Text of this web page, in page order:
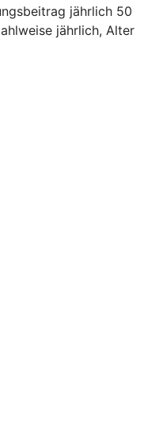
jährlich 50
jährlich, Alter